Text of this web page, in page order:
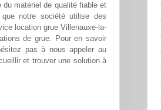
du matériel de qualité fiable et
notre société utilise des
location grue Villenauxe-la-
de grue. Pour en savoir
pas à nous appeler au
et trouver une solution à